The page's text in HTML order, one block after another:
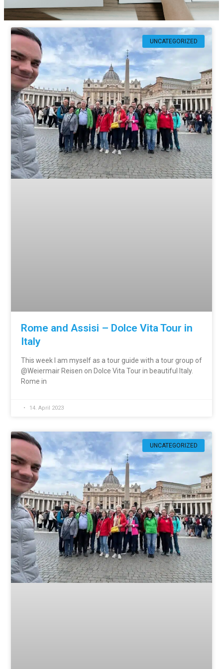
UNCATEGORIZED
Rome and Assisi – Dolce Vita Tour in
Italy
This week I am myself as a tour guide with a tour group of
@Weiermair Reisen on Dolce Vita Tour in beautiful Italy.
Rome in
14. April 2023
UNCATEGORIZED